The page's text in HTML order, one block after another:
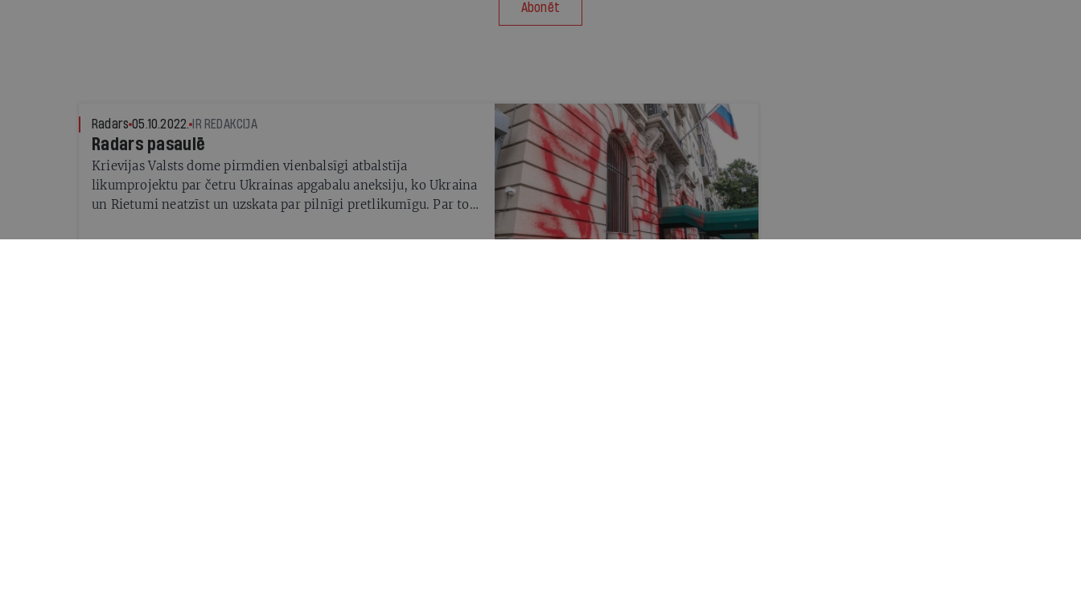
Abonēt
Radars 05.10.2022. IR REDAKCIJA
Radars pasaulē
Krievijas Valsts dome pirmdien vienbalsīgi atbalstīja
likumprojektu par četru Ukrainas apgabalu aneksiju, ko Ukraina
un Rietumi neatzīst un uzskata par pilnīgi pretlikumīgu. Par to,
iedzīvotāji uz visiem laikiem kļūst par Krievijas pilsoņiem,